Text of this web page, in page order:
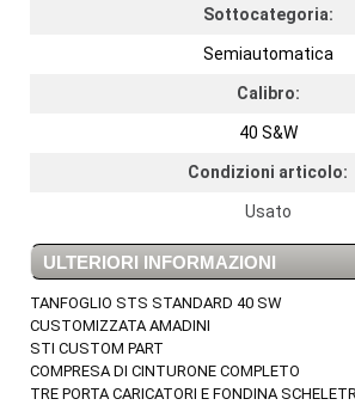
Sottocategoria:
Semiautomatica
Calibro:
40 S&W
Condizioni articolo:
Usato
ULTERIORI INFORMAZIONI
TANFOGLIO STS STANDARD 40 SW
CUSTOMIZZATA AMADINI
STI CUSTOM PART
COMPRESA DI CINTURONE COMPLETO
TRE PORTA CARICATORI E FONDINA